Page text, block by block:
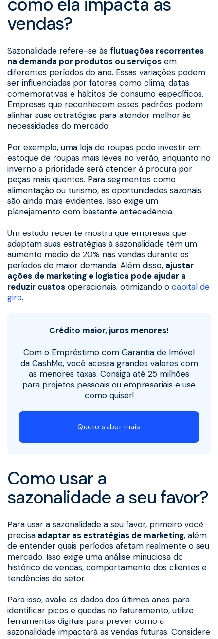
como ela impacta as
vendas?
Sazonalidade refere-se às flutuações recorrentes
na demanda por produtos ou serviços em
diferentes períodos do ano. Essas variações podem
ser influenciadas por fatores como clima, datas
comemorativas e hábitos de consumo específicos.
Empresas que reconhecem esses padrões podem
alinhar suas estratégias para atender melhor às
necessidades do mercado.
Por exemplo, uma loja de roupas pode investir em
estoque de roupas mais leves no verão, enquanto no
inverno a prioridade será atender à procura por
peças mais quentes. Para segmentos como
alimentação ou turismo, as oportunidades sazonais
são ainda mais evidentes. Isso exige um
planejamento com bastante antecedência.
Um estudo recente mostra que empresas que
adaptam suas estratégias à sazonalidade têm um
aumento médio de 20% nas vendas durante os
períodos de maior demanda. Além disso, ajustar
ações de marketing e logística pode ajudar a
reduzir custos operacionais, otimizando o capital de
giro.
Crédito maior, juros menores!
Com o Empréstimo com Garantia de Imóvel
da CashMe, você acessa grandes valores com
as menores taxas. Consiga até 25 milhões
para projetos pessoais ou empresariais e use
como quiser!
Quero saber mais
Como usar a
sazonalidade a seu favor?
Para usar a sazonalidade a seu favor, primeiro você
precisa adaptar as estratégias de marketing, além
de entender quais períodos afetam realmente o seu
mercado. Isso exige uma análise minuciosa do
histórico de vendas, comportamento dos clientes e
tendências do setor.
Para isso, avalie os dados dos últimos anos para
identificar picos e quedas no faturamento, utilize
ferramentas digitais para prever como a
sazonalidade impactará as vendas futuras. Considere